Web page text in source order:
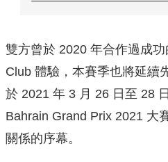
雙方曾於 2020 年合作過成
Club 體驗，本賽季也將延續
於 2021 年 3 月 26 日至 28
Bahrain Grand Prix 2021 大
關係的序幕。